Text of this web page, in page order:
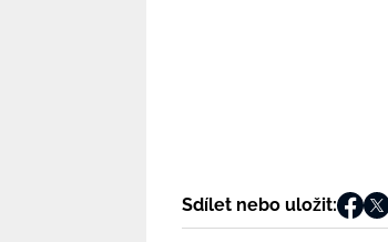
Sdílet nebo uložit: